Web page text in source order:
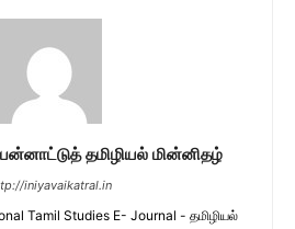
தமிழியல் மின்னிதழ்
iniyavaikatral.in
Tamil Studies E- Journal - தமிழியல்